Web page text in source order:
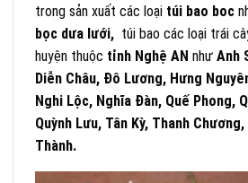
trong sản xuất các loại túi bao boc
bọc dưa lưới, túi bao các loại trái
huyện thuộc tỉnh Nghệ AN như Anh
Diễn Châu, Đô Lương, Hưng
Nghi Lộc, Nghĩa Đàn, Quế Phong,
Quỳnh Lưu, Tân Kỳ, Thanh
Thành.